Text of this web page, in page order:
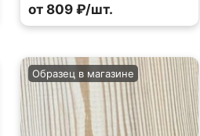
от 809 ₽/шт.
Образец в магазине